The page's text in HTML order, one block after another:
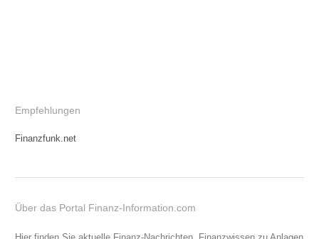
Empfehlungen
Finanzfunk.net
Über das Portal Finanz-Information.com